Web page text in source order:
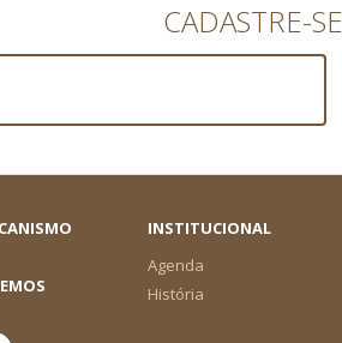
CADASTRE-
INSTITUCIONAL
Agenda
História